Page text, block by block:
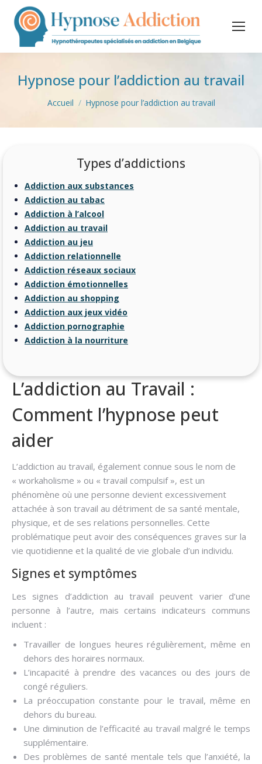
Hypnose pour l’addiction au travail
Vous êtes ici :
Accueil Hypnose pour l’addiction au travail
Types d’addictions
Addiction aux substances
Addiction au tabac
Addiction à l’alcool
Addiction au travail
Addiction au jeu
Addiction relationnelle
Addiction réseaux sociaux
Addiction émotionnelles
Addiction au shopping
Addiction aux jeux vidéo
Addiction pornographie
Addiction à la nourriture
L’addiction au Travail :
Comment l’hypnose peut
aider
L’addiction au travail, également connue sous le nom de
« workaholisme » ou « travail compulsif », est un
phénomène où une personne devient excessivement
attachée à son travail au détriment de sa santé mentale,
physique, et de ses relations personnelles. Cette
problématique peut avoir des conséquences graves sur la
vie quotidienne et la qualité de vie globale d’un individu.
Signes et symptômes
Les signes d’addiction au travail peuvent varier d’une
personne à l’autre, mais certains indicateurs communs
incluent :
Travailler de longues heures régulièrement, même en
dehors des horaires normaux.
L’incapacité à prendre des vacances ou des jours de
congé réguliers.
La préoccupation constante pour le travail, même en
dehors du bureau.
Une diminution de l’efficacité au travail malgré le temps
supplémentaire.
Des problèmes de santé mentale tels que l’anxiété, la